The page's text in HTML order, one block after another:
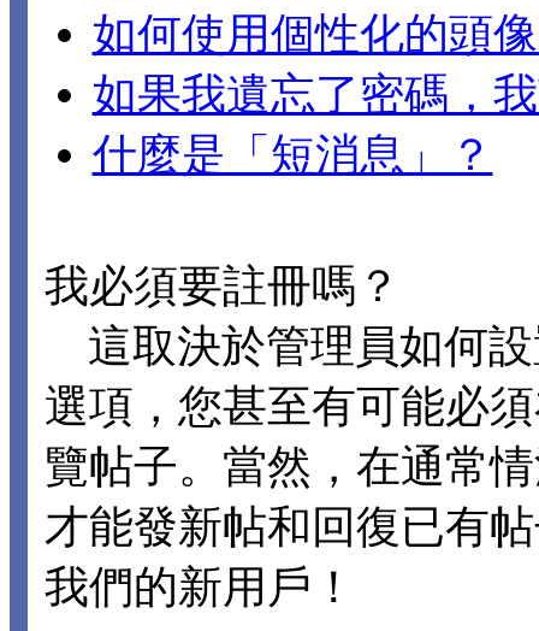
如何使用個性化的頭
如果我遺忘了密碼，
什麼是「短消息」？
我必須要註冊嗎？
這取決於管理員如何設
選項，您甚至有可能必
覽帖子。當然，在通常
才能發新帖和回復已有
我們的新用戶！